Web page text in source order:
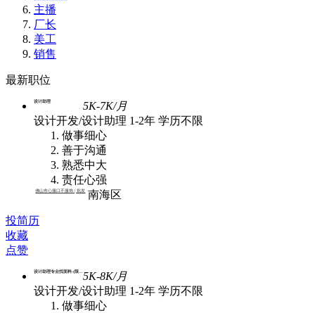
主播
厂长
美工
销售
最新职位
设计助理
5K-7K/月
设计开发/设计助理 1-2年 学历不限
做事细心
善于沟通
熟悉中大
责任心强
佛山市心服口不服饰 | 批发 南海区
投简历
收藏
点赞
5K-8K/月
设计开发/设计助理 1-2年 学历不限
做事细心